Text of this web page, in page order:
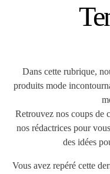
Dans cette rubrique,
produits mode
Retrouvez nos coups de
nos rédactrices pour
des idées
Vous avez repéré cette